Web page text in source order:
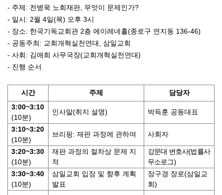
- 주제: 전병욱 노회재판, 무엇이 문제인가?
- 일시: 2월 4일(목) 오후 3시
- 장소: 한국기독교회관 2층 에이레네홀(종로구 연지동 136-46)
- 공동주최: 교회개혁실천연대, 삼일교회
- 사회: 김애희 사무국장(교회개혁실천연대)
- 진행 순서
시간 주제
담당자
3:00~3:10
(10분)
인사말(취지 설명) 박득훈 공동대표
3:10~3:20
(10분)
브리핑: 재판 과정에 관하여 사회자
3:20~3:30
(10분)
재판 과정의 절차상 문제 지
적
강문대 변호사(법률사
무소로그)
3:30~3:40
(10분)
삼일교회 입장 및 향후 계획
발표
장구경 장로(삼일교
회)